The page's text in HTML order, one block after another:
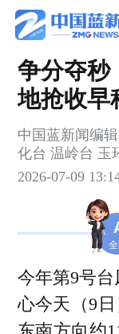
争分夺秒
地抢收早
中国蓝新闻编
化台 温岭台 玉
2026-07-09
关键词 台
烘干机
今年第9号台
心今天（9